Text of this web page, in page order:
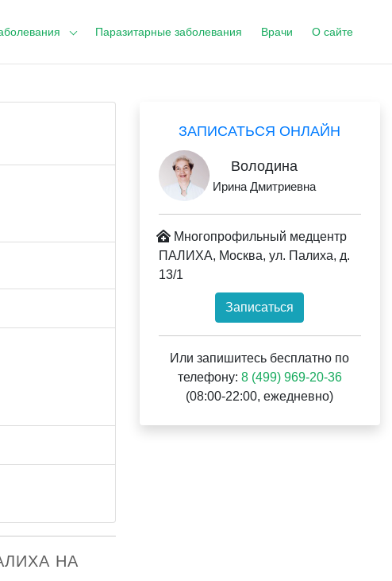
Паразитарные заболевания Врачи О сайте
НА
ЗАПИСАТЬСЯ ОНЛАЙН
Володина
Ирина Дмитриевна
Многопрофильный медцентр
ПАЛИХА, Москва, ул. Палиха, д.
13/1
Записаться
Или запишитесь бесплатно по
телефону: 8 (499) 969-20-36
(08:00-22:00, ежедневно)